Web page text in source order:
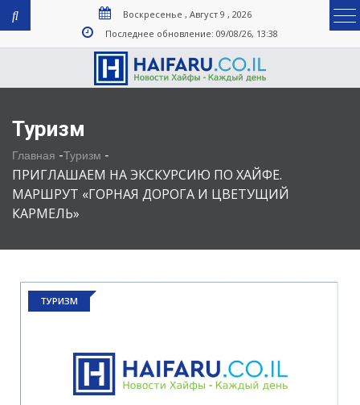
Воскресенье , Август 9 , 2026
Последнее обновление: 09/08/26, 13:38
Туризм
Главная -Туризм -
ПРИГЛАШАЕМ НА ЭКСКУРСИЮ ПО ХАЙФЕ.
МАРШРУТ «ГОРНАЯ ДОРОГА И ЦВЕТУЩИЙ
КАРМЕЛЬ»
ТУРИЗМ